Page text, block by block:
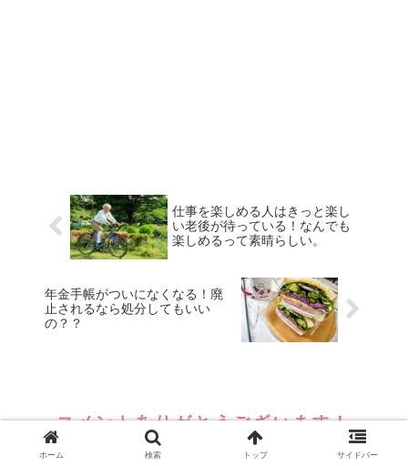
仕事を楽しめる人はきっと楽し
い老後が待っている！なんでも
楽しめるって素晴らしい。
年金手帳がついになくなる！廃
止されるなら処分してもいい
の？？
コメントありがとうございます！
いつもコメント楽しみに読んでいます。
ホーム 検索 トップ サイドバー